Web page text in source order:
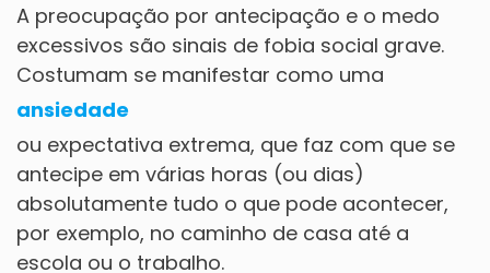
A preocupação por antecipação e o medo
excessivos são sinais de fobia social grave.
Costumam se manifestar como uma
ansiedade
ou expectativa extrema, que faz com que se
antecipe em várias horas (ou dias)
absolutamente tudo o que pode acontecer,
por exemplo, no caminho de casa até a
escola ou o trabalho.